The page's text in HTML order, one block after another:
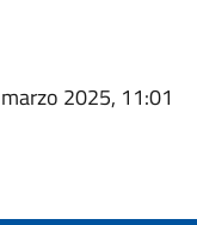
2025, 11:01